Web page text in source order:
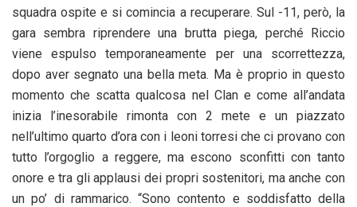
squadra ospite e si comincia a recuperare. Sul -11, però, la
gara sembra riprendere una brutta piega, perché Riccio
viene espulso temporaneamente per una scorrettezza,
dopo aver segnato una bella meta. Ma è proprio in questo
momento che scatta qualcosa nel Clan e come all’andata
inizia l’inesorabile rimonta con 2 mete e un piazzato
nell’ultimo quarto d’ora con i leoni torresi che ci provano con
tutto l’orgoglio a reggere, ma escono sconfitti con tanto
onore e tra gli applausi dei propri sostenitori, ma anche con
un po’ di rammarico. “Sono contento e soddisfatto della